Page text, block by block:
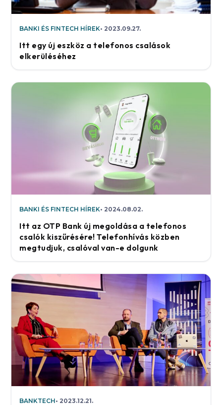
BANKI ÉS FINTECH HÍREK 2023.09.27.
Itt egy új eszköz a telefonos csalások
elkerüléséhez
BANKI ÉS FINTECH HÍREK 2024.08.02.
Itt az OTP Bank új megoldása a telefonos
csalók kiszűrésére! Telefonhívás közben
megtudjuk, csalóval van-e dolgunk
BANKTECH 2023.12.21.